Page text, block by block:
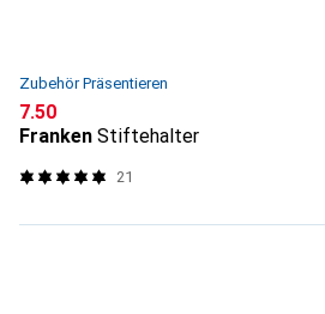
Zubehör Präsentieren
CHF
7.50
Franken Stiftehalter
21